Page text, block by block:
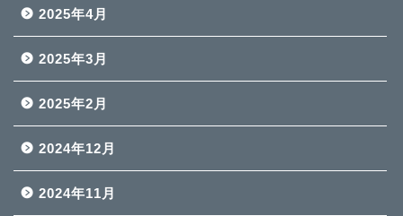
2025年4月
2025年3月
2025年2月
2024年12月
2024年11月